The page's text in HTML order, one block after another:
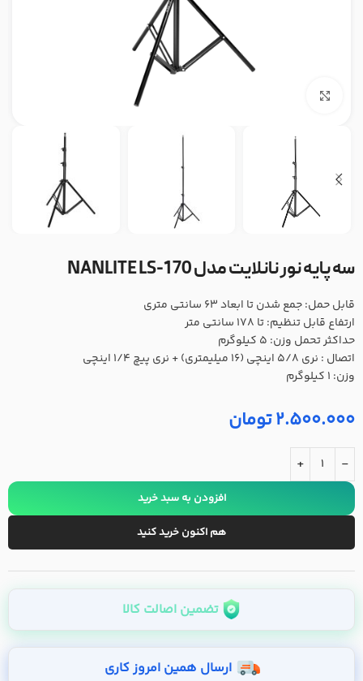
سه پایه نور نانلایت مدل NANLITE LS-170
قابل حمل: جمع شدن تا ابعاد 63 سانتی متری
ارتفاع قابل تنظیم: تا 178 سانتی متر
حداکثر تحمل وزن: 5 کیلوگرم
اتصال : نری ۵/۸ اینچی (16 میلیمتری) + نری پیچ 1/4 اینچی
وزن: ۱ کیلوگرم
2.500.000تومان
-
+
افزودن به سبد خرید
هم اکنون خرید کنید
تضمین اصالت کالا
ارسال همین امروز کاری